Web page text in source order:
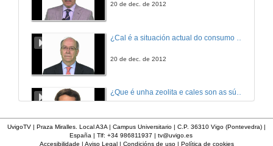
20 de dec. de 2012
20 de dec. de 2012
¿Que é unha zeolita e cales son as súas aplicacións?
UvigoTV | Praza Miralles. Local A3A | Campus Universitario | C.P. 36310 Vigo (Pontevedra) |
España | Tlf: +34 986811937 | tv@uvigo.es
Accesibilidade | Aviso Legal| Condicións de uso| Política de cookies